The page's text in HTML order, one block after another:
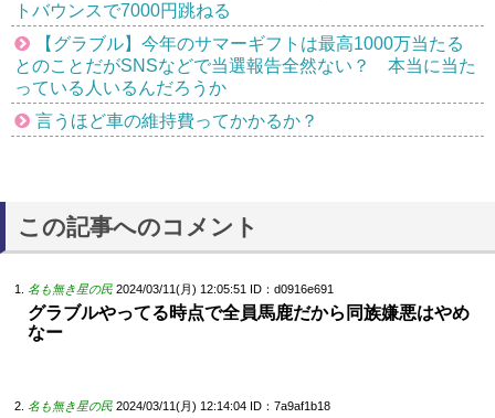
トバウンスで7000円跳ねる
【グラブル】今年のサマーギフトは最高1000万当たる
とのことだがSNSなどで当選報告全然ない？ 本当に当た
っている人いるんだろうか
言うほど車の維持費ってかかるか？
この記事へのコメント
名も無き星の民 2024/03/11(月) 12:05:51 ID：d0916e691
グラブルやってる時点で全員馬鹿だから同族嫌悪はやめ
なー
名も無き星の民 2024/03/11(月) 12:14:04 ID：7a9af1b18